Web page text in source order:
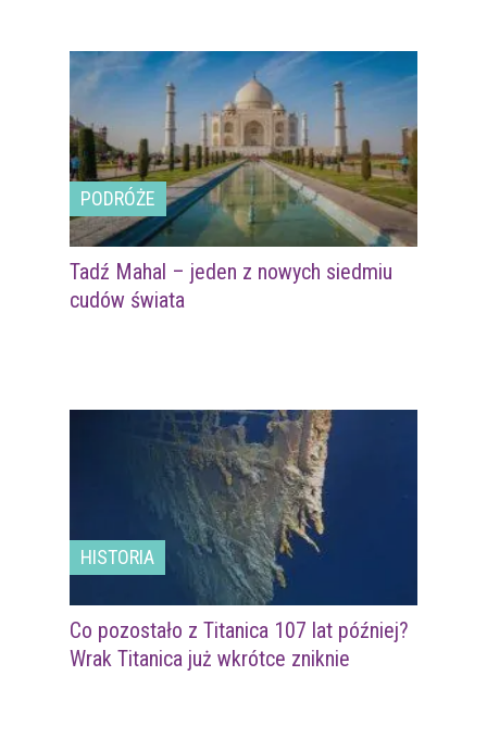
PODRÓŻE
Tadź Mahal – jeden z nowych siedmiu
cudów świata
HISTORIA
Co pozostało z Titanica 107 lat później?
Wrak Titanica już wkrótce zniknie